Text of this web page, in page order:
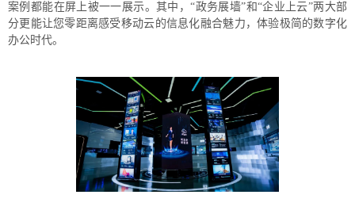
案例都能在屏上被一一展示。其中，“政务展墙”和“企业上云”两大部
分更能让您零距离感受移动云的信息化融合魅力，体验极简的数字化
办公时代。